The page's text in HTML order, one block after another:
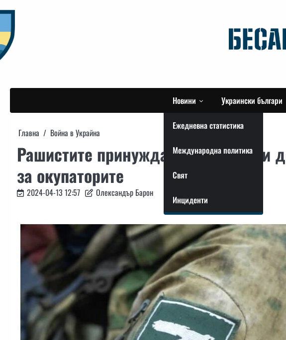
to
content
Новини
Ежедневна статистика
Международна политика
Свят
Инциденти
Украински българи
Главна Война в Украйна
Рашистите принуждават украински
за окупаторите
2024-04-13 12:57 Олександър Барон